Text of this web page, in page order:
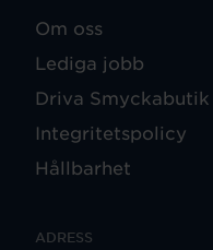
Om oss
Lediga jobb
Driva Smyckabutik
Integritetspolicy
Hållbarhet
ADRESS